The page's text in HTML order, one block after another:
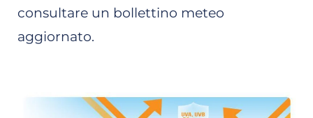
consultare un bollettino meteo
aggiornato.